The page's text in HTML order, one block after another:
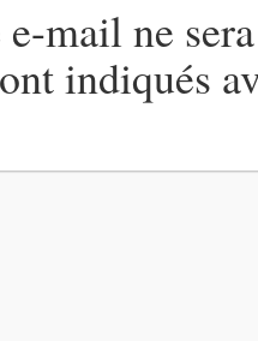
mail ne
indiqués